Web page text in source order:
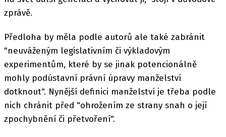
zprávě.
Předloha by měla podle autorů ale také zabránit
"neuváženým legislativním či výkladovým
experimentům, které by se jinak potencionálně
mohly podústavní právní úpravy manželství
dotknout". Nynější definici manželství je třeba podle
nich chránit před "ohrožením ze strany snah o její
zpochybnění či přetvoření".